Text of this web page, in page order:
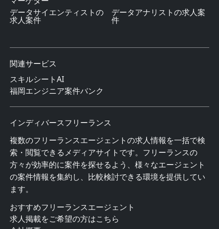
データサイエンティストの
求人案件
データアナリストの求人案
件
関連サービス
スキルシートAI
福岡エンジニア案件バンク
インディバースフリーランス
複数のフリーランスエージェントの求人情報を一括で検
索・閲覧できるメディアサイトです。フリーランスの
方々が効率的に案件を探せるよう、様々なエージェント
の案件情報を集約し、比較検討できる環境を提供してい
ます。
おすすめフリーランスエージェント
求人掲載をご希望の方はこちら